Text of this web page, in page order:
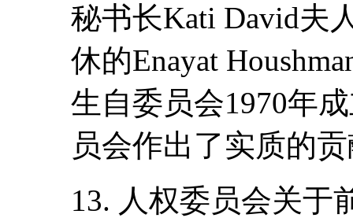
秘书长Kati David夫
休的Enayat
生自委员会1970年
员会作出了实质的
13. 人权委员会关于